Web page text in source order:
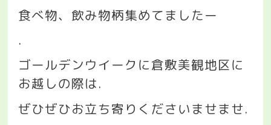
食べ物、飲み物柄集めてましたー
.
ゴールデンウイークに倉敷美観地区に
お越しの際は.
ぜひぜひお立ち寄りくださいませませ.